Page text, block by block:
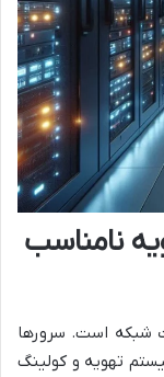
نامناسب
شبکه است. سرورها
تهویه و کولینگ